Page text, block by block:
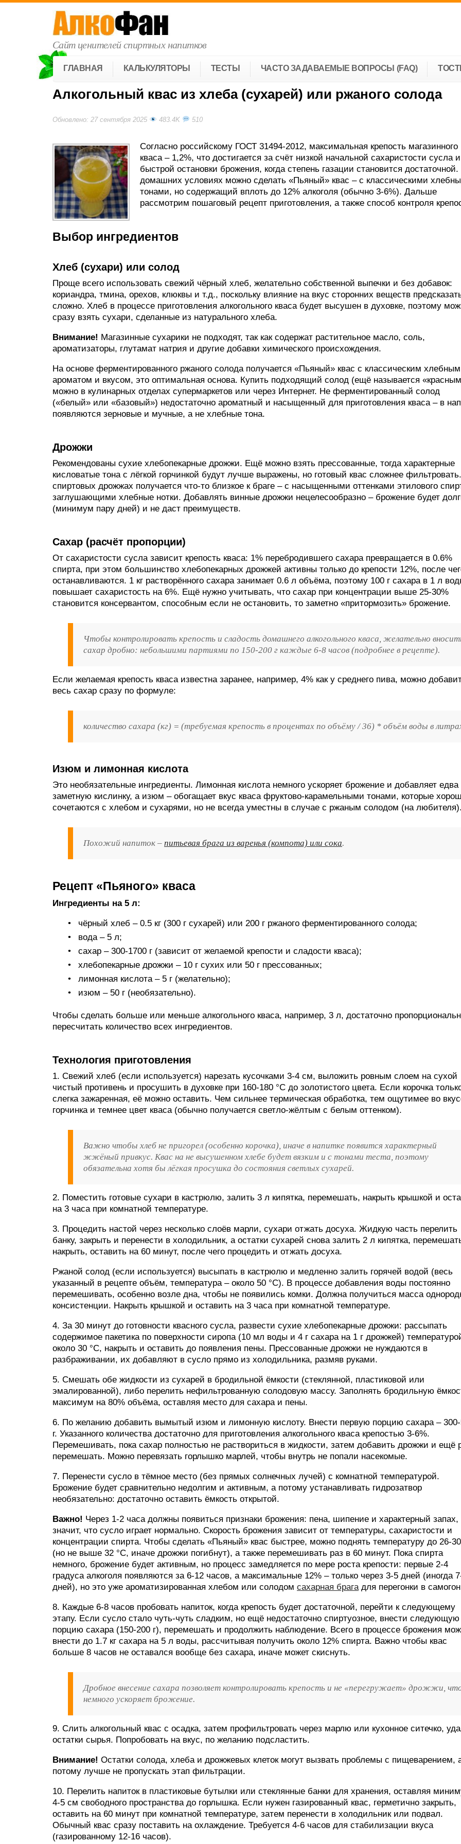
Сайт ценителей спиртных напитков
ГЛАВНАЯ КАЛЬКУЛЯТОРЫ ТЕСТЫ ЧАСТО ЗАДАВАЕМЫЕ ВОПРОСЫ (FAQ)
Алкогольный квас из хлеба (сухарей) или ржаного солода
Обновлено: 27 сентября 2025 483.4K 510
Согласно российскому ГОСТ 31494-2012, максимальная крепость магазинного
кваса – 1,2%, что достигается за счёт низкой начальной сахаристости сусла и
быстрой остановки брожения, когда степень газации становится
домашних условиях можно сделать «Пьяный» квас – с классическими
тонами, но содержащий вплоть до 12% алкоголя (обычно 3-6%). Дальше
рассмотрим пошаговый рецепт приготовления, а также способ контроля
Выбор ингредиентов
Хлеб (сухари) или солод
Проще всего использовать свежий чёрный хлеб, желательно собственной выпечки и без добавок:
кориандра, тмина, орехов, клюквы и т.д., поскольку влияние на вкус сторонних веществ
сложно. Хлеб в процессе приготовления алкогольного кваса будет высушен в духовке, поэтому
сразу взять сухари, сделанные из натурального хлеба.
Внимание! Магазинные сухарики не подходят, так как содержат растительное масло, соль,
ароматизаторы, глутамат натрия и другие добавки химического происхождения.
На основе ферментированного ржаного солода получается «Пьяный» квас с классическим хлебным
ароматом и вкусом, это оптимальная основа. Купить подходящий солод (ещё называется
можно в кулинарных отделах супермаркетов или через Интернет. Не ферментированный солод
(«белый» или «базовый») недостаточно ароматный и насыщенный для приготовления кваса – в
появляются зерновые и мучные, а не хлебные тона.
Дрожжи
Рекомендованы сухие хлебопекарные дрожжи. Ещё можно взять прессованные, тогда характерные
кисловатые тона с лёгкой горчинкой будут лучше выражены, но готовый квас сложнее
спиртовых дрожжах получается что-то близкое к браге – с насыщенными оттенками этилового
заглушающими хлебные нотки. Добавлять винные дрожжи нецелесообразно – брожение будет
(минимум пару дней) и не даст преимуществ.
Сахар (расчёт пропорции)
От сахаристости сусла зависит крепость кваса: 1% перебродившего сахара превращается в 0.6%
спирта, при этом большинство хлебопекарных дрожжей активны только до крепости 12%, после
останавливаются. 1 кг растворённого сахара занимает 0.6 л объёма, поэтому 100 г сахара в 1 л
повышает сахаристость на 6%. Ещё нужно учитывать, что сахар при концентрации выше 25-30%
становится консервантом, способным если не остановить, то заметно «притормозить» брожение.
Чтобы контролировать крепость и сладость домашнего алкогольного кваса, желательно
сахар дробно: небольшими партиями по 150-200 г каждые 6-8 часов (подробнее в рецепте).
Если желаемая крепость кваса известна заранее, например, 4% как у среднего пива, можно
весь сахар сразу по формуле:
количество сахара (кг) = (требуемая крепость в процентах по объёму / 36) * объём воды в
Изюм и лимонная кислота
Это необязательные ингредиенты. Лимонная кислота немного ускоряет брожение и добавляет едва
заметную кислинку, а изюм – обогащает вкус кваса фруктово-карамельными тонами, которые
сочетаются с хлебом и сухарями, но не всегда уместны в случае с ржаным солодом (на любителя).
Похожий напиток – питьевая брага из варенья (компота) или сока.
Рецепт «Пьяного» кваса
Ингредиенты на 5 л:
чёрный хлеб – 0.5 кг (300 г сухарей) или 200 г ржаного ферментированного солода;
вода – 5 л;
сахар – 300-1700 г (зависит от желаемой крепости и сладости кваса);
хлебопекарные дрожжи – 10 г сухих или 50 г прессованных;
лимонная кислота – 5 г (желательно);
изюм – 50 г (необязательно).
Чтобы сделать больше или меньше алкогольного кваса, например, 3 л, достаточно
пересчитать количество всех ингредиентов.
Технология приготовления
1. Свежий хлеб (если используется) нарезать кусочками 3-4 см, выложить ровным слоем на сухой
чистый противень и просушить в духовке при 160-180 °C до золотистого цвета. Если корочка
слегка зажаренная, её можно оставить. Чем сильнее термическая обработка, тем ощутимее во
горчинка и темнее цвет кваса (обычно получается светло-жёлтым с белым оттенком).
Важно чтобы хлеб не пригорел (особенно корочка), иначе в напитке появится характерный
жжёный привкус. Квас на не высушенном хлебе будет вязким и с тонами теста, поэтому
обязательна хотя бы лёгкая просушка до состояния светлых сухарей.
2. Поместить готовые сухари в кастрюлю, залить 3 л кипятка, перемешать, накрыть крышкой и
на 3 часа при комнатной температуре.
3. Процедить настой через несколько слоёв марли, сухари отжать досуха. Жидкую часть перелить
банку, закрыть и перенести в холодильник, а остатки сухарей снова залить 2 л кипятка,
накрыть, оставить на 60 минут, после чего процедить и отжать досуха.
Ржаной солод (если используется) высыпать в кастрюлю и медленно залить горячей водой (весь
указанный в рецепте объём, температура – около 50 °C). В процессе добавления воды постоянно
перемешивать, особенно возле дна, чтобы не появились комки. Должна получиться масса
консистенции. Накрыть крышкой и оставить на 3 часа при комнатной температуре.
4. За 30 минут до готовности квасного сусла, развести сухие хлебопекарные дрожжи: рассыпать
содержимое пакетика по поверхности сиропа (10 мл воды и 4 г сахара на 1 г дрожжей)
около 30 °C, накрыть и оставить до появления пены. Прессованные дрожжи не нуждаются в
разбраживании, их добавляют в сусло прямо из холодильника, размяв руками.
5. Смешать обе жидкости из сухарей в бродильной ёмкости (стеклянной, пластиковой или
эмалированной), либо перелить нефильтрованную солодовую массу. Заполнять бродильную
максимум на 80% объёма, оставляя место для сахара и пены.
6. По желанию добавить вымытый изюм и лимонную кислоту. Внести первую порцию сахара –
г. Указанного количества достаточно для приготовления алкогольного кваса крепостью 3-6%.
Перемешивать, пока сахар полностью не раствориться в жидкости, затем добавить дрожжи и ещё
перемешать. Можно перевязать горлышко марлей, чтобы внутрь не попали насекомые.
7. Перенести сусло в тёмное место (без прямых солнечных лучей) с комнатной температурой.
Брожение будет сравнительно недолгим и активным, а потому устанавливать гидрозатвор
необязательно: достаточно оставить ёмкость открытой.
Важно! Через 1-2 часа должны появиться признаки брожения: пена, шипение и характерный запах,
значит, что сусло играет нормально. Скорость брожения зависит от температуры, сахаристости и
концентрации спирта. Чтобы сделать «Пьяный» квас быстрее, можно поднять температуру до 26-
(но не выше 32 °C, иначе дрожжи погибнут), а также перемешивать раз в 60 минут. Пока спирта
немного, брожение будет активным, но процесс замедляется по мере роста крепости: первые 2-4
градуса алкоголя появляются за 6-12 часов, а максимальные 12% – только через 3-5 дней (иногда
дней), но это уже ароматизированная хлебом или солодом сахарная брагадля перегонки в
8. Каждые 6-8 часов пробовать напиток, когда крепость будет достаточной, перейти к следующему
этапу. Если сусло стало чуть-чуть сладким, но ещё недостаточно спиртуозное, внести следующую
порцию сахара (150-200 г), перемешать и продолжить наблюдение. Всего в процессе брожения
внести до 1.7 кг сахара на 5 л воды, рассчитывая получить около 12% спирта. Важно чтобы квас
больше 8 часов не оставался вообще без сахара, иначе может скиснуть.
Дробное внесение сахара позволяет контролировать крепость и не «перегружает» дрожжи,
немного ускоряет брожение.
9. Слить алкогольный квас с осадка, затем профильтровать через марлю или кухонное ситечко,
остатки сырья. Попробовать на вкус, по желанию подсластить.
Внимание! Остатки солода, хлеба и дрожжевых клеток могут вызвать проблемы с пищеварением,
потому лучше не пропускать этап фильтрации.
10. Перелить напиток в пластиковые бутылки или стеклянные банки для хранения, оставляя
4-5 см свободного пространства до горлышка. Если нужен газированный квас, герметично закрыть,
оставить на 60 минут при комнатной температуре, затем перенести в холодильник или подвал.
Обычный квас сразу поставить на охлаждение. Требуется 4-6 часов для стабилизации вкуса
(газированному 12-16 часов).